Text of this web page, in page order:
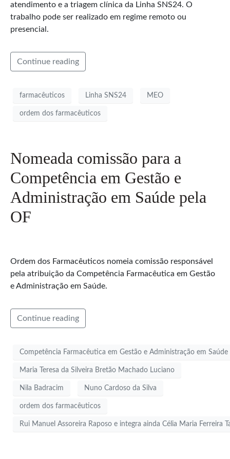
atendimento e a triagem clínica da Linha SNS24. O
trabalho pode ser realizado em regime remoto ou
presencial.
Continue reading
farmacêuticos Linha SNS24 MEO
ordem dos farmacêuticos
Nomeada comissão para a
Competência em Gestão e
Administração em Saúde pela
OF
Ordem dos Farmacêuticos nomeia comissão responsável
pela atribuição da Competência Farmacêutica em Gestão
e Administração em Saúde.
Continue reading
Competência Farmacêutica em Gestão e Administração em Saúde
Maria Teresa da Silveira Bretão Machado Luciano
Nila Badracim Nuno Cardoso da Silva
ordem dos farmacêuticos
Rui Manuel Assoreira Raposo e integra ainda Célia Maria Ferreira